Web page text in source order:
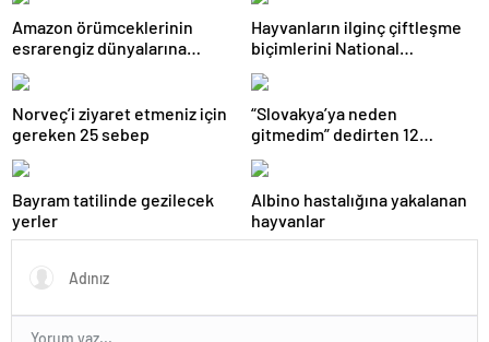
Amazon örümceklerinin
esrarengiz dünyalarına
Hayvanların ilginç çiftleşme
biçimlerini National
Norveç’i ziyaret etmeniz için
gereken 25 sebep
“Slovakya’ya neden
gitmedim” dedirten 12
Bayram tatilinde gezilecek
yerler
Albino hastalığına yakalanan
hayvanlar